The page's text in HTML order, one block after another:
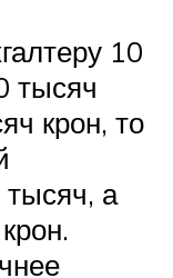
10
тысяч
крон, то
а